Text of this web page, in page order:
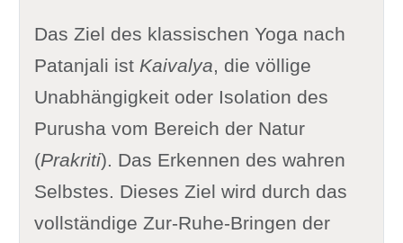
Das Ziel des klassischen Yoga nach
Patanjali ist Kaivalya, die völlige
Unabhängigkeit oder Isolation des
Purusha vom Bereich der Natur
(Prakriti). Das Erkennen des wahren
Selbstes. Dieses Ziel wird durch das
vollständige Zur-Ruhe-Bringen der